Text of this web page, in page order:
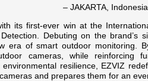
JAKARTA,
its first-ever win at the
Debuting on the brand’s
era of smart outdoor monitoring.
cameras, while reinforcing
resilience, EZVIZ
cameras and prepares them for an